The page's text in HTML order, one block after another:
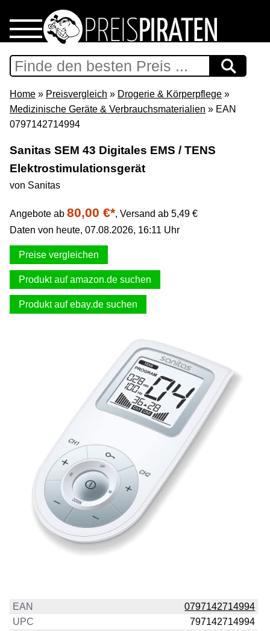
Home
Download
Preispiraten auf Facebook
Support & Newsletter
Presse
Datenschutz
Impressum
Home » Preisvergleich » Drogerie & Körperpflege »
Medizinische Geräte & Verbrauchsmaterialien » EAN
0797142714994
Sanitas SEM 43 Digitales EMS / TENS
Elektrostimulationsgerät
von Sanitas
Angebote ab 80,00 €*, Versand ab 5,49 €
Daten von heute, 07.08.2026, 16:11 Uhr
Preise vergleichen
Produkt auf amazon.de suchen
Produkt auf ebay.de suchen
EAN
0797142714994
UPC
797142714994